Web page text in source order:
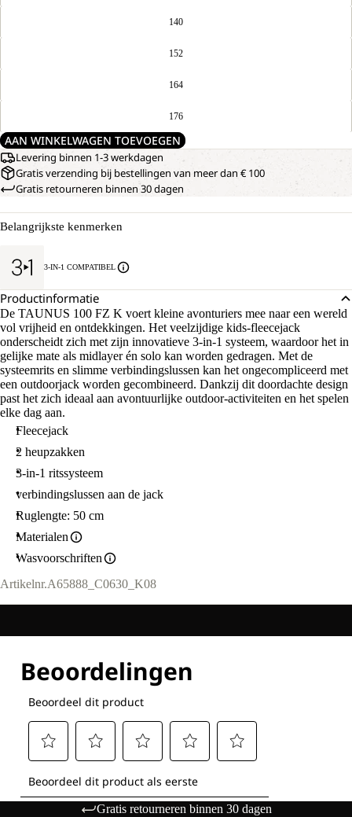
140
152
164
176
AAN WINKELWAGEN TOEVOEGEN
Levering binnen 1-3 werkdagen
Gratis verzending bij bestellingen van meer dan € 100
Gratis retourneren binnen 30 dagen
Belangrijkste kenmerken
3-IN-1 COMPATIBEL
Productinformatie
De TAUNUS 100 FZ K voert kleine avonturiers mee naar een wereld
vol vrijheid en ontdekkingen. Het veelzijdige kids-fleecejack
onderscheidt zich met zijn innovatieve 3-in-1 systeem, waardoor het in
gelijke mate als midlayer én solo kan worden gedragen. Met de
systeemrits en slimme verbindingslussen kan het ongecompliceerd met
een outdoorjack worden gecombineerd. Dankzij dit doordachte design
past het zich ideaal aan avontuurlijke outdoor-activiteiten en het spelen
elke dag aan.
Fleecejack
2 heupzakken
3-in-1 ritssysteem
verbindingslussen aan de jack
Ruglengte: 50 cm
Materialen
Wasvoorschriften
Artikelnr.A65888_C0630_K08
Gratis retourneren binnen 30 dagen